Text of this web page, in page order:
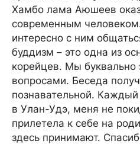
Хамбо лама Аюшеев
современным
интересно с ним
буддизм – это одна из
корейцев. Мы буквально
вопросами. Беседа
познавательной.
в Улан-Удэ, меня не
прилетела к себе на
здесь принимают.